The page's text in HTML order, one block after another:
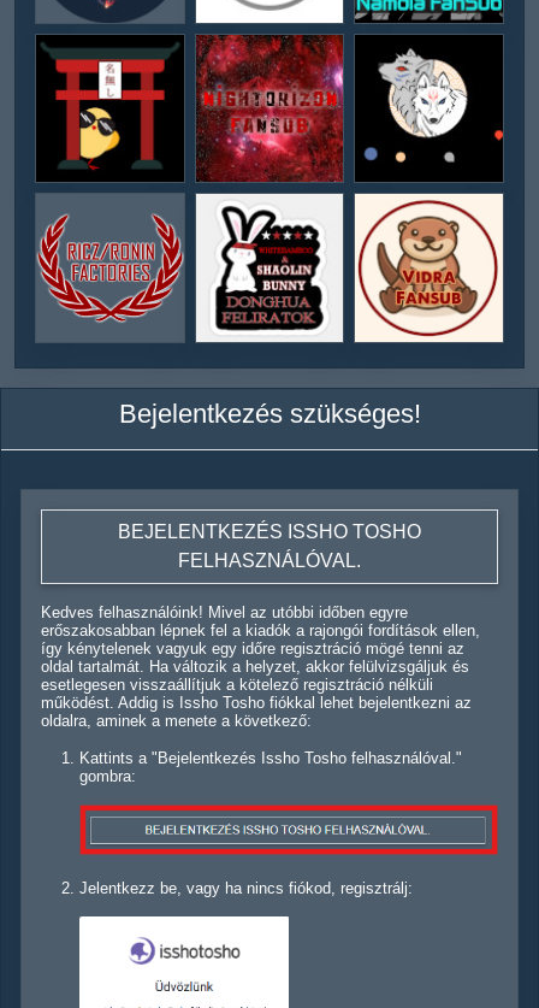
Bejelentkezés szükséges!
BEJELENTKEZÉS ISSHO TOSHO
FELHASZNÁLÓVAL.
Kedves felhasználóink! Mivel az utóbbi időben egyre
erőszakosabban lépnek fel a kiadók a rajongói fordítások ellen,
így kénytelenek vagyuk egy időre regisztráció mögé tenni az
oldal tartalmát. Ha változik a helyzet, akkor felülvizsgáljuk és
esetlegesen visszaállítjuk a kötelező regisztráció nélküli
működést. Addig is Issho Tosho fiókkal lehet bejelentkezni az
oldalra, aminek a menete a következő:
Kattints a "Bejelentkezés Issho Tosho felhasználóval."
gombra:
Jelentkezz be, vagy ha nincs fiókod, regisztrálj: